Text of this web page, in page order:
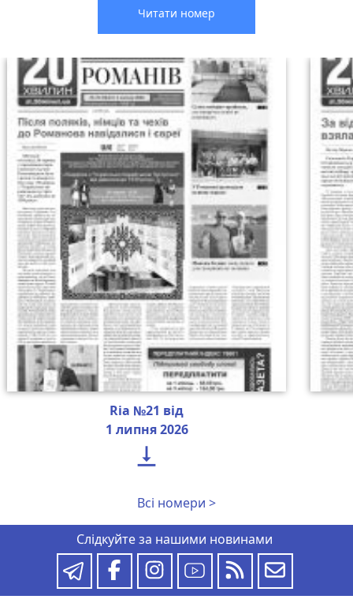
Читати номер
Ria №21 від
1 липня 2026

Всі номери >
Слідкуйте за нашими новинами